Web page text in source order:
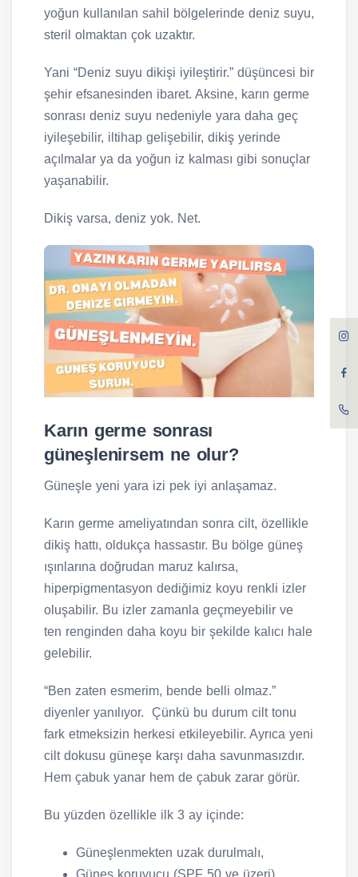
yoğun kullanılan sahil bölgelerinde deniz suyu,
steril olmaktan çok uzaktır.
Yani “Deniz suyu dikişi iyileştirir.” düşüncesi bir
şehir efsanesinden ibaret. Aksine, karın germe
sonrası deniz suyu nedeniyle yara daha geç
iyileşebilir, iltihap gelişebilir, dikiş yerinde
açılmalar ya da yoğun iz kalması gibi sonuçlar
yaşanabilir.
Dikiş varsa, deniz yok. Net.
Karın germe sonrası
güneşlenirsem ne olur?
Güneşle yeni yara izi pek iyi anlaşamaz.
Karın germe ameliyatından sonra cilt, özellikle
dikiş hattı, oldukça hassastır. Bu bölge güneş
ışınlarına doğrudan maruz kalırsa,
hiperpigmentasyon dediğimiz koyu renkli izler
oluşabilir. Bu izler zamanla geçmeyebilir ve
ten renginden daha koyu bir şekilde kalıcı hale
gelebilir.
“Ben zaten esmerim, bende belli olmaz.”
diyenler yanılıyor. Çünkü bu durum cilt tonu
fark etmeksizin herkesi etkileyebilir. Ayrıca yeni
cilt dokusu güneşe karşı daha savunmasızdır.
Hem çabuk yanar hem de çabuk zarar görür.
Bu yüzden özellikle ilk 3 ay içinde:
Güneşlenmekten uzak durulmalı,